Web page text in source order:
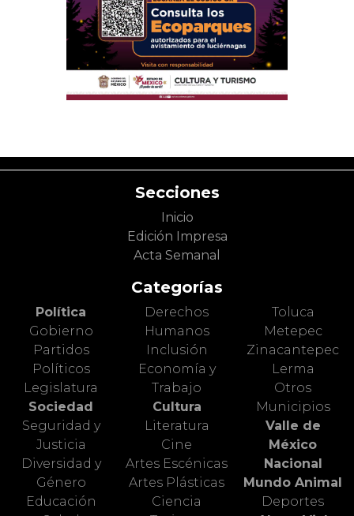
Secciones
Inicio
Edición Impresa
Acta Semanal
Categorías
Política
Gobierno
Partidos
Políticos
Legislatura
Sociedad
Seguridad y
Justicia
Diversidad y
Género
Educación
Derechos
Humanos
Inclusión
Economía y
Trabajo
Cultura
Literatura
Cine
Artes Escénicas
Artes Plásticas
Ciencia
Toluca
Metepec
Zinacantepec
Lerma
Otros
Municipios
Valle de
México
Nacional
Mundo Animal
Deportes